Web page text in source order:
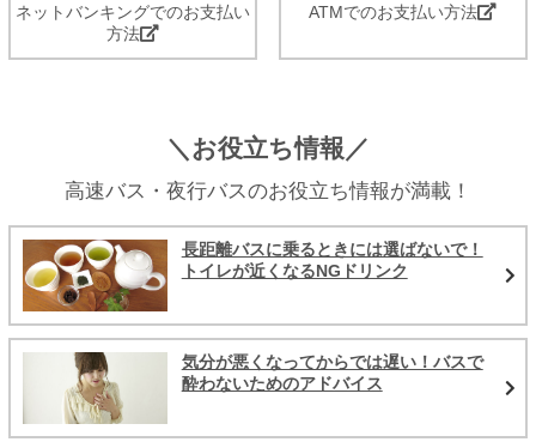
ネットバンキングでのお支払い
方法
ATMでのお支払い方法
＼お役立ち情報／
高速バス・夜行バスのお役立ち情報が満載！
長距離バスに乗るときには選ばないで！
トイレが近くなるNGドリンク
気分が悪くなってからでは遅い！バスで
酔わないためのアドバイス